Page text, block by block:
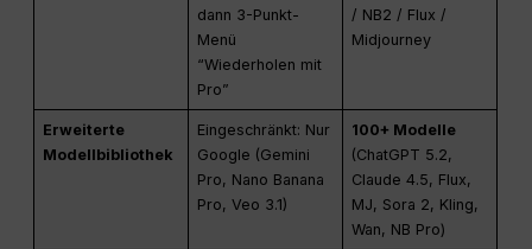
dann 3-Punkt-
Menü
“Wiederholen mit
Pro”
/ NB2 / Flux /
Midjourney
Erweiterte
Modellbibliothek
Eingeschränkt: Nur
Google (Gemini
Pro, Nano Banana
Pro, Veo 3.1)
100+ Modelle
(ChatGPT 5.2,
Claude 4.5, Flux,
MJ, Sora 2, Kling,
Wan, NB Pro)